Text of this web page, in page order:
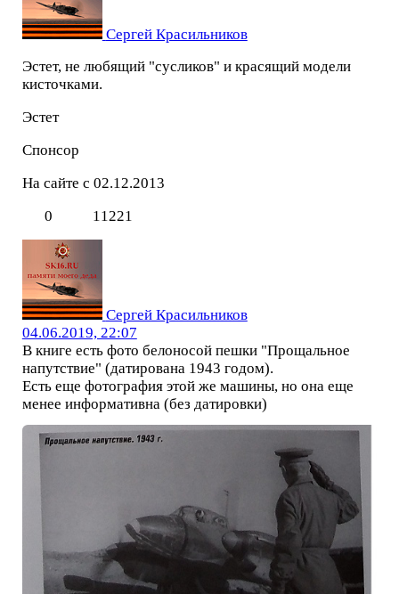
Сергей Красильников
Эстет, не любящий "сусликов" и красящий модели
кисточками.
Эстет
Спонсор
На сайте с 02.12.2013
0
11221
Сергей Красильников
04.06.2019, 22:07
В книге есть фото белоносой пешки "Прощальное
напутствие" (датирована 1943 годом).
Есть еще фотография этой же машины, но она еще
менее информативна (без датировки)